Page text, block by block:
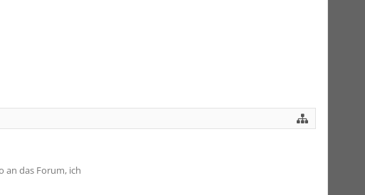
an das Forum, ich